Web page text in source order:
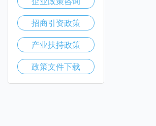
招商引资政策
产业扶持政策
政策文件下载